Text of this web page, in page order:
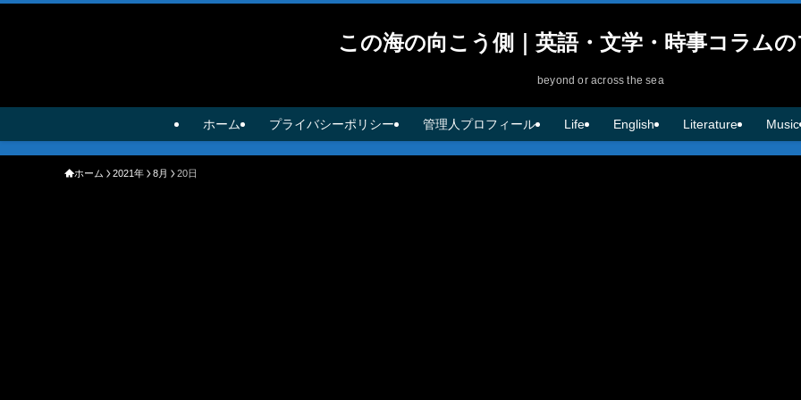
この海の向こう側｜英語・文学・時事コラム
beyond or across the sea
ホーム プライバシーポリシー 管理人プロフィール Life English Literature Music
ホーム 2021年 8月 20日